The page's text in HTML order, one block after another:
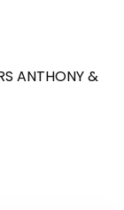
ANTHONY &